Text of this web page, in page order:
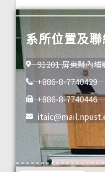
系所位置及
91201 屏東縣內埔
+886-8-7740429
+886-8-7740446